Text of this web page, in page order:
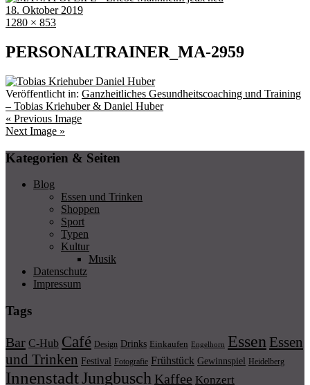
18. Oktober 2019
1280 × 853
PERSONALTRAINER_MA-2959
Veröffentlicht in: Ganzheitliches Gesundheitscoaching und Training
– Tobias Kriehuber & Daniel Huber
« Previous Image
Next Image »
Kategorien & Seiten
Blog
Essen und Trinken
Shoppen
Sport
Typen
Kultur
Musik
Datenschutz
Impressum
Tags
Bar C-Hub Café Design Drinks Einkaufen Engelhorn Essen Essen
und Trinken Festival Fotografie Frühstück Gewinnspiel Heidelberg
InnenstadtJungbusch Kaffee Konzert